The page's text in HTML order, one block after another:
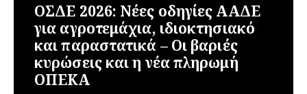
ΟΣΔΕ 2026: Νέες οδηγίες ΑΑΔΕ
για αγροτεμάχια, ιδιοκτησιακό
και παραστατικά – Οι βαριές
κυρώσεις και η νέα πληρωμή
ΟΠΕΚΑ